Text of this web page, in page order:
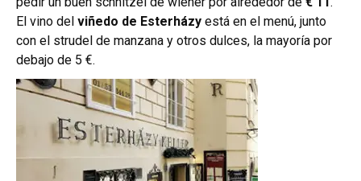
El vino del viñedo de Esterházy está en el menú, junto
con el strudel de manzana y otros dulces, la mayoría por
debajo de 5 €.